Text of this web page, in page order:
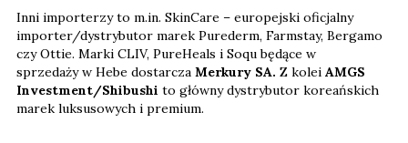
Inni importerzy to m.in. SkinCare – europejski oficjalny
importer/dystrybutor marek Purederm, Farmstay, Bergamo
czy Ottie. Marki CLIV, PureHeals i Soqu będące w
sprzedaży w Hebe dostarcza Merkury SA. Z kolei AMGS
Investment/Shibushi to główny dystrybutor koreańskich
marek luksusowych i premium.